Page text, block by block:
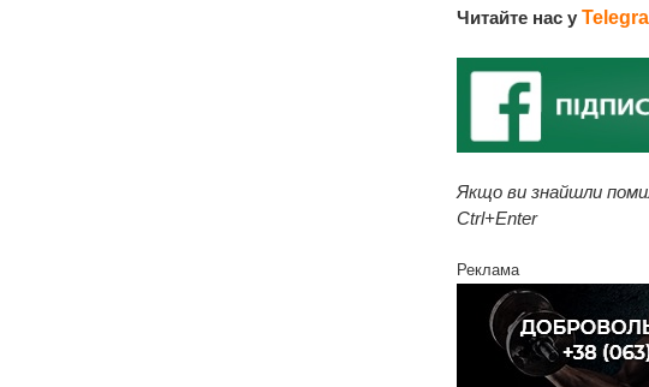
Читайте нас у
Якщо ви знайшли
Ctrl+Enter
Реклама